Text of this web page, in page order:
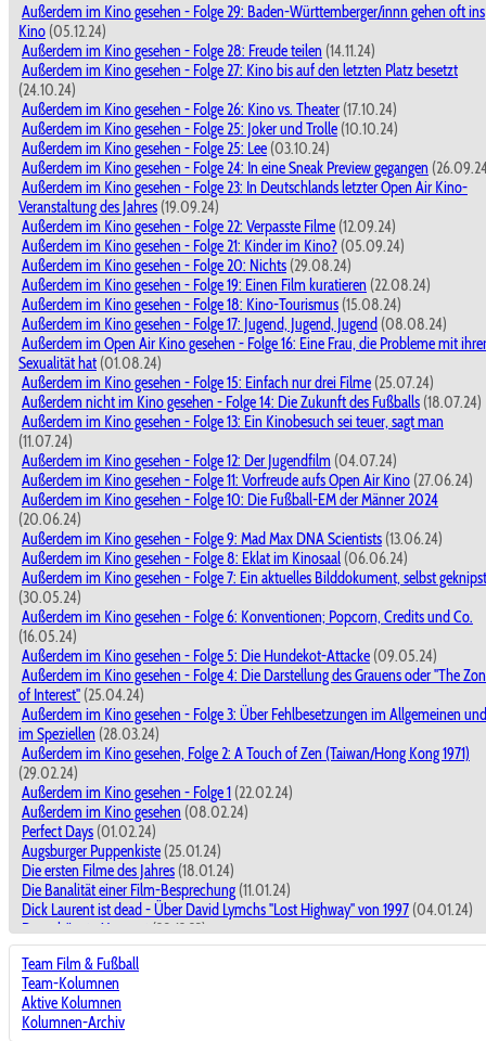
Außerdem im Kino gesehen - Folge 29: Baden-Württemberger/innn gehen oft ins
Kino (05.12.24)
Außerdem im Kino gesehen - Folge 28: Freude teilen (14.11.24)
Außerdem im Kino gesehen - Folge 27: Kino bis auf den letzten Platz besetzt
(24.10.24)
Außerdem im Kino gesehen - Folge 26: Kino vs. Theater (17.10.24)
Außerdem im Kino gesehen - Folge 25: Joker und Trolle (10.10.24)
Außerdem im Kino gesehen - Folge 25: Lee (03.10.24)
Außerdem im Kino gesehen - Folge 24: In eine Sneak Preview gegangen
Außerdem im Kino gesehen - Folge 23: In Deutschlands letzter Open Air Kino-
Veranstaltung des Jahres (19.09.24)
Außerdem im Kino gesehen - Folge 22: Verpasste Filme (12.09.24)
Außerdem im Kino gesehen - Folge 21: Kinder im Kino? (05.09.24)
Außerdem im Kino gesehen - Folge 20: Nichts (29.08.24)
Außerdem im Kino gesehen - Folge 19: Einen Film kuratieren (22.08.24)
Außerdem im Kino gesehen - Folge 18: Kino-Tourismus (15.08.24)
Außerdem im Kino gesehen - Folge 17: Jugend, Jugend, Jugend (08.08.24)
Außerdem im Open Air Kino gesehen - Folge 16: Eine Frau, die Probleme mit ihrer
Sexualität hat (01.08.24)
Außerdem im Kino gesehen - Folge 15: Einfach nur drei Filme (25.07.24)
Außerdem nicht im Kino gesehen - Folge 14: Die Zukunft des Fußballs (18.07.24)
Außerdem im Kino gesehen - Folge 13: Ein Kinobesuch sei teuer, sagt man
(11.07.24)
Außerdem im Kino gesehen - Folge 12: Der Jugendfilm (04.07.24)
Außerdem im Kino gesehen - Folge 11: Vorfreude aufs Open Air Kino (27.06.24)
Außerdem im Kino gesehen - Folge 10: Die Fußball-EM der Männer 2024
(20.06.24)
Außerdem im Kino gesehen - Folge 9: Mad Max DNA Scientists (13.06.24)
Außerdem im Kino gesehen - Folge 8: Eklat im Kinosaal (06.06.24)
Außerdem im Kino gesehen - Folge 7: Ein aktuelles Bilddokument, selbst geknipst
(30.05.24)
Außerdem im Kino gesehen - Folge 6: Konventionen; Popcorn, Credits und Co.
(16.05.24)
Außerdem im Kino gesehen - Folge 5: Die Hundekot-Attacke (09.05.24)
Außerdem im Kino gesehen - Folge 4: Die Darstellung des Grauens oder "The
of Interest" (25.04.24)
Außerdem im Kino gesehen - Folge 3: Über Fehlbesetzungen im Allgemeinen und
im Speziellen (28.03.24)
Außerdem im Kino gesehen, Folge 2: A Touch of Zen (Taiwan/Hong Kong 1971)
(29.02.24)
Außerdem im Kino gesehen - Folge 1 (22.02.24)
Außerdem im Kino gesehen (08.02.24)
Perfect Days (01.02.24)
Augsburger Puppenkiste (25.01.24)
Die ersten Filme des Jahres (18.01.24)
Die Banalität einer Film-Besprechung (11.01.24)
Dick Laurent ist dead - Über David Lymchs "Lost Highway" von 1997 (04.01.24)
Der schönste Moment(28.12.23)
Dick Laurent ist dead - Über David Lymchs "Lost Highway" von 1997(28.12.23)
Filme miteinander vergleichen ?
The Marvels(14.12.23)
Kino macht der Leben schöner!
Nun, ja.(23.11.23)
Team Film & Fußball
Team-Kolumnen
Aktive Kolumnen
Kolumnen-Archiv